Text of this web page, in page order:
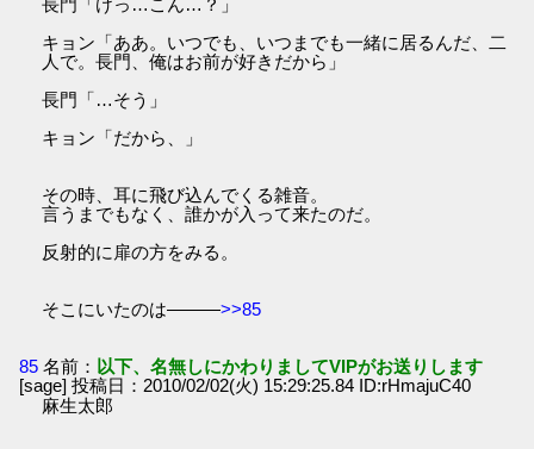
長門「けっ…こん…？」
キョン「ああ。いつでも、いつまでも一緒に居るんだ、二
人で。長門、俺はお前が好きだから」
長門「…そう」
キョン「だから、」
その時、耳に飛び込んでくる雑音。
言うまでもなく、誰かが入って来たのだ。
反射的に扉の方をみる。
そこにいたのは―――>>85
85 名前： 以下、名無しにかわりましてVIPがお送りします
[sage] 投稿日：2010/02/02(火) 15:29:25.84 ID:rHmajuC40
麻生太郎